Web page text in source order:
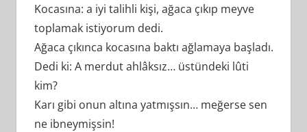
Kocasına: a iyi talihli kişi, ağaca çıkıp meyve
toplamak istiyorum dedi.
Ağaca çıkınca kocasına baktı ağlamaya başladı.
Dedi ki: A merdut ahlâksız… üstündeki lûti
kim?
Karı gibi onun altına yatmışsın… meğerse sen
ne ibneymişsin!